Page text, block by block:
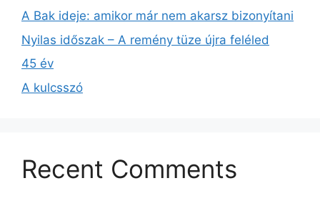
A Bak ideje: amikor már nem akarsz bizonyítani
Nyilas időszak – A remény tüze újra feléled
45 év
A kulcsszó
Recent Comments